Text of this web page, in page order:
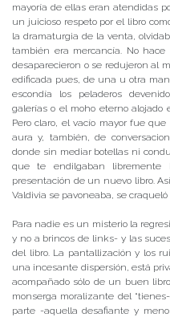
mayoría de ellas eran atendidas
un juicioso respeto por el libro
la dramaturgia de la venta,
también era mercancía. No
desaparecieron o se redujeron al
edificada pues, de una u otra
escondía los peladeros
galerías o el moho eterno alojado
Pero claro, el vacío mayor fue
aura y, también, de
donde sin mediar botellas ni
que te endilgaban
presentación de un nuevo libro.
Valdivia se pavoneaba, se
Para nadie es un misterio la
y no a brincos de links- y las
del libro. La pantallización y los
una incesante dispersión, está
acompañado sólo de un buen
monserga moralizante del
parte -aquella desafiante y